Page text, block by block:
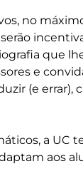
no
que
e
(e
a UC